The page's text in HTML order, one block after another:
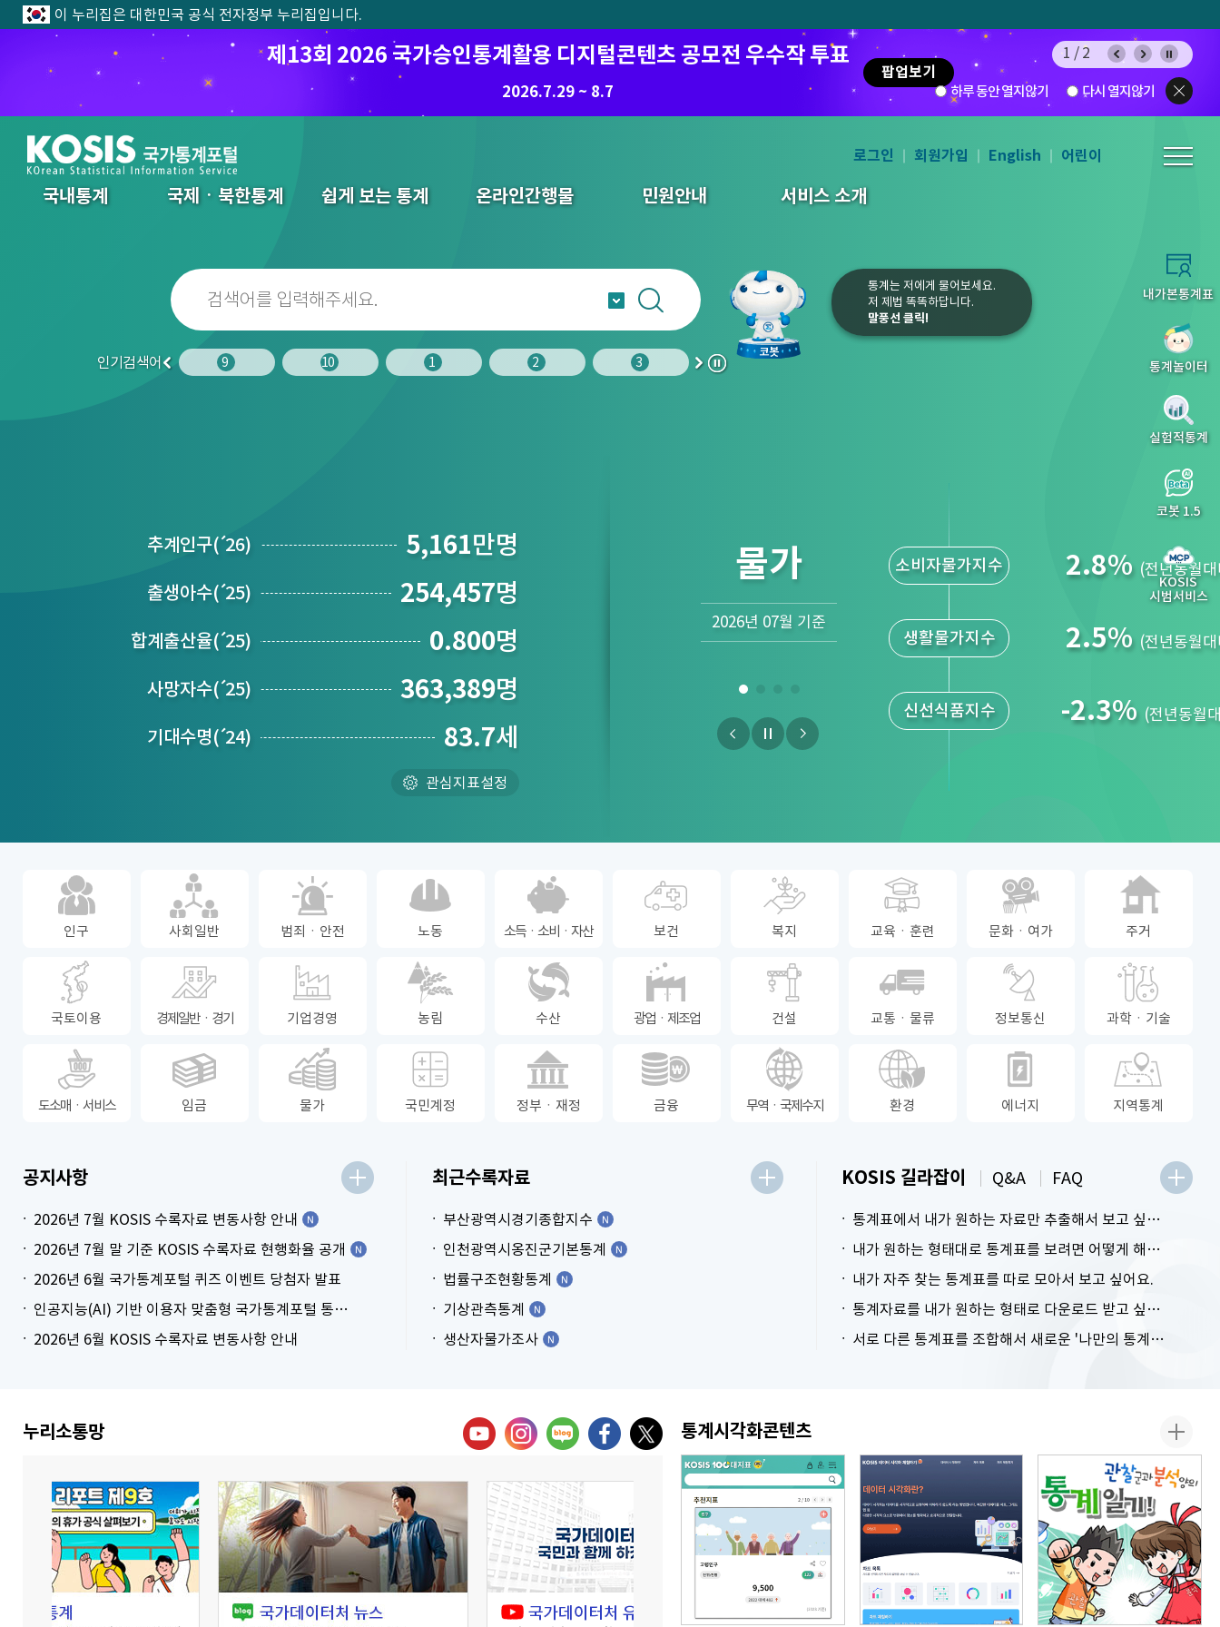
이 누리집은 대한민국 공식 전자정부 누리집입니다.
제13회 2026 국가승인통계활용 디지털콘텐츠 공모전 우수작 투표
2026.7.29 ~ 8.7
팝업보기
8.7.(금) ~ 8.21.(금)
1/2
하루 동안 열지않기 다시 열지않기
국내통계 국제ㆍ북한통계 쉽게 보는 통계 온라인간행물 민원안내 서비스 소개
로그인 회원가입 English 어린이
내가본통계표
통계놀이터
실험적통계
코봇 1.5
KOSIS
시범서비스
인기검색어
이
8 9 10 1 2 3 4 8
다 정
통계는 저에게 물어보세요.
저 제법 똑똑하답니다.
말풍선 클릭!
추계인구(´26) 5,161만명
출생아수(´25) 254,457명
합계출산율(´25) 0.800명
사망자수(´25) 363,389명
기대수명(´24) 83.7세
관심지표설정
물가
2026년 07월 기준
소비자물가지수 2.8% (전년동월
생활물가지수 2.5% (전년동월
신선식품지수 -2.3% (전년동월
인구 사회일반 범죄ㆍ안전 노동 소득ㆍ소비ㆍ자산 보건 복지 교육ㆍ훈련 문화ㆍ여가 주거
국토이용 경제일반ㆍ경기 기업경영 농림 수산 광업ㆍ제조업 건설 교통ㆍ물류 정보통신 과학ㆍ기술
도소매ㆍ서비스 임금 물가 국민계정 정부ㆍ재정 금융 무역ㆍ국제수지 환경 에너지 지역통계
공지사항
2026년 7월 KOSIS 수록자료 변동사항 안내
2026년 7월 말 기준 KOSIS 수록자료 현행화율 공개
2026년 6월 국가통계포털 퀴즈 이벤트 당첨자 발표
인공지능(AI) 기반 이용자 맞춤형 국가통계포털 통계표 생성 시범 서비스 안내
2026년 6월 KOSIS 수록자료 변동사항 안내
최근수록자료
부산광역시경기종합지수
인천광역시옹진군기본통계
법률구조현황통계
기상관측통계
생산자물가조사
KOSIS 길라잡이
통계표에서 내가 원하는 자료만 추출해서 보고 싶어요.
내가 원하는 형태대로 통계표를 보려면 어떻게 해야 하나요?
내가 자주 찾는 통계표를 따로 모아서 보고 싶어요.
통계자료를 내가 원하는 형태로 다운로드 받고 싶어요.
서로 다른 통계표를 조합해서 새로운 '나만의 통계표'를 만들고 싶어요.
Q&A FAQ
통계시각화콘텐츠
누리소통망